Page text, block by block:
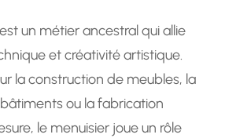
un métier ancestral qui allie
et créativité artistique.
la construction de meubles, la
ou la fabrication
le menuisier joue un rôle